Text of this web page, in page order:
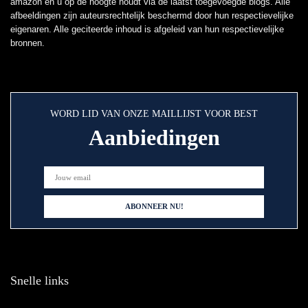
afbeeldingen zijn auteursrechtelijk beschermd door hun respectievelijke
eigenaren. Alle geciteerde inhoud is afgeleid van hun respectievelijke
bronnen.
WORD LID VAN ONZE MAILLIJST VOOR BEST
Aanbiedingen
Snelle links